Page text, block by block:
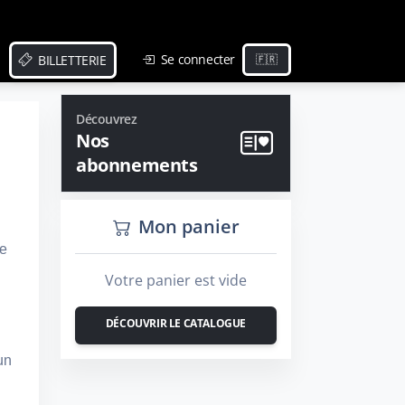
BILLETTERIE Se connecter
Découvrez
Nos
abonnements
Mon panier
Votre panier est vide
DÉCOUVRIR LE CATALOGUE